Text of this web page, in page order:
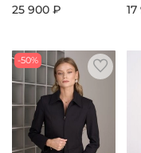
25 900 ₽
-50%